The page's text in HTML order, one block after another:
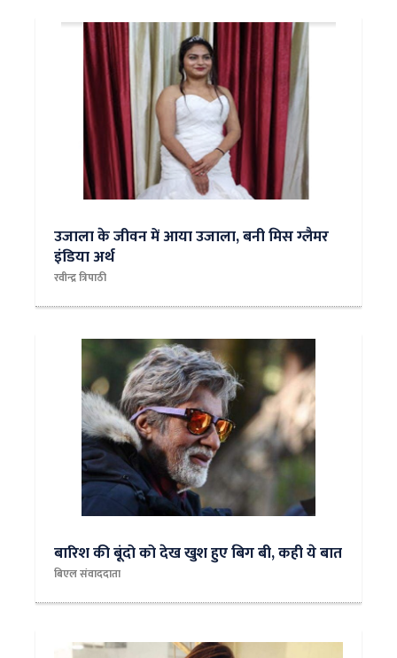
उजाला के जीवन में आया उजाला, बनी मिस ग्लैमर
इंडिया अर्थ
रवीन्द्र त्रिपाठी
बारिश की बूंदो को देख खुश हुए बिग बी, कही ये बात
बिएल संवाददाता